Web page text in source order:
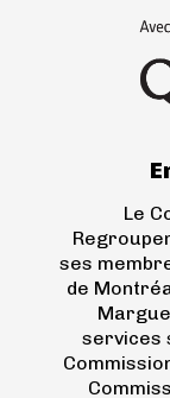
Le
ses
de
services